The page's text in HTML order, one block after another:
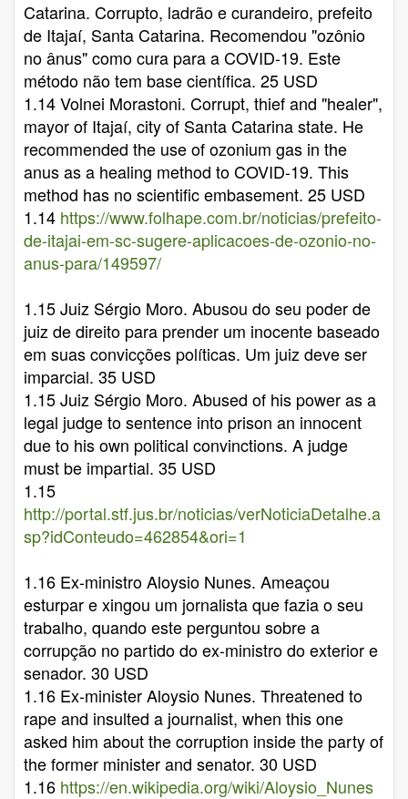
Catarina. Corrupto, ladrão e curandeiro, prefeito
de Itajaí, Santa Catarina. Recomendou "ozônio
no ânus" como cura para a COVID-19. Este
método não tem base científica. 25 USD
1.14 Volnei Morastoni. Corrupt, thief and "healer",
mayor of Itajaí, city of Santa Catarina state. He
recommended the use of ozonium gas in the
anus as a healing method to COVID-19. This
method has no scientific embasement. 25 USD
1.14 https://www.folhape.com.br/noticias/prefeito-
de-itajai-em-sc-sugere-aplicacoes-de-ozonio-no-
anus-para/149597/
1.15 Juiz Sérgio Moro. Abusou do seu poder de
juiz de direito para prender um inocente baseado
em suas convicções políticas. Um juiz deve ser
imparcial. 35 USD
1.15 Juiz Sérgio Moro. Abused of his power as a
legal judge to sentence into prison an innocent
due to his own political convinctions. A judge
must be impartial. 35 USD
1.15
http://portal.stf.jus.br/noticias/verNoticiaDetalhe.a
sp?idConteudo=462854&ori=1
1.16 Ex-ministro Aloysio Nunes. Ameaçou
esturpar e xingou um jornalista que fazia o seu
trabalho, quando este perguntou sobre a
corrupção no partido do ex-ministro do exterior e
senador. 30 USD
1.16 Ex-minister Aloysio Nunes. Threatened to
rape and insulted a journalist, when this one
asked him about the corruption inside the party of
the former minister and senator. 30 USD
1.16 https://en.wikipedia.org/wiki/Aloysio_Nunes